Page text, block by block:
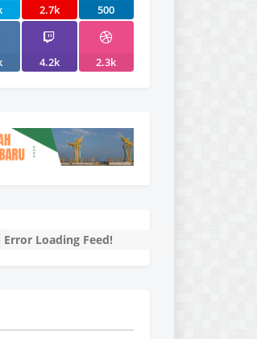
2.7k 500
4.2k 2.3k
Error Loading Feed!